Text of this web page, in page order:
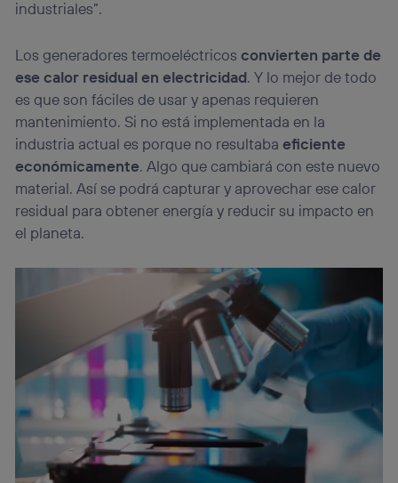
industriales”.
Los generadores termoeléctricosconvierten parte de
ese calor residual en electricidad. Y lo mejor de todo
es que son fáciles de usar y apenas requieren
mantenimiento. Si no está implementada en la
industria actual es porque no resultabaeficiente
económicamente. Algo que cambiará con este nuevo
material. Así se podrá capturar y aprovechar ese calor
residual para obtener energía y reducir su impacto en
el planeta.